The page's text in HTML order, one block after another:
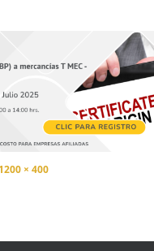
1200 × 400